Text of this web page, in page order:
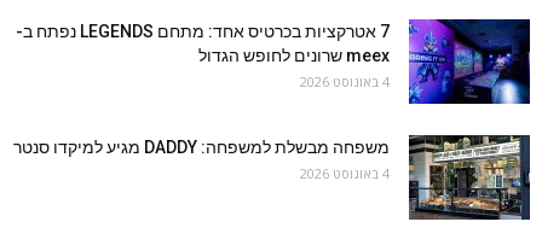
7 אטרקציות בכרטיס אחד: מתחם LEGENDS נפתח ב-
meex שרונים לחופש הגדול
4 באוגוסט 2026
משפחה מבשלת למשפחה: DADDY מגיע למיקדו סנטר
4 באוגוסט 2026